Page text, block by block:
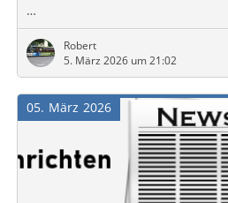
…
Robert
5. März 2026 um 21:02
März
05 2026